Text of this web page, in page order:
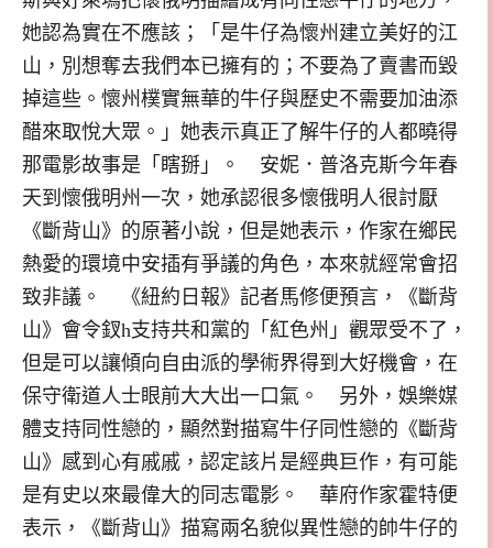
她認為實在不應該；「是牛仔為懷州建立美好的江
山，別想奪去我們本已擁有的；不要為了賣書而毀
掉這些。懷州樸實無華的牛仔與歷史不需要加油添
醋來取悅大眾。」她表示真正了解牛仔的人都曉得
那電影故事是「瞎掰」。 安妮．普洛克斯今年春
天到懷俄明州一次，她承認很多懷俄明人很討厭
《斷背山》的原著小說，但是她表示，作家在鄉民
熱愛的環境中安插有爭議的角色，本來就經常會招
致非議。 《紐約日報》記者馬修便預言，《斷背
山》會令釵h支持共和黨的「紅色州」觀眾受不了，
但是可以讓傾向自由派的學術界得到大好機會，在
保守衛道人士眼前大大出一口氣。 另外，娛樂媒
體支持同性戀的，顯然對描寫牛仔同性戀的《斷背
山》感到心有戚戚，認定該片是經典巨作，有可能
是有史以來最偉大的同志電影。 華府作家霍特便
表示，《斷背山》描寫兩名貌似異性戀的帥牛仔的